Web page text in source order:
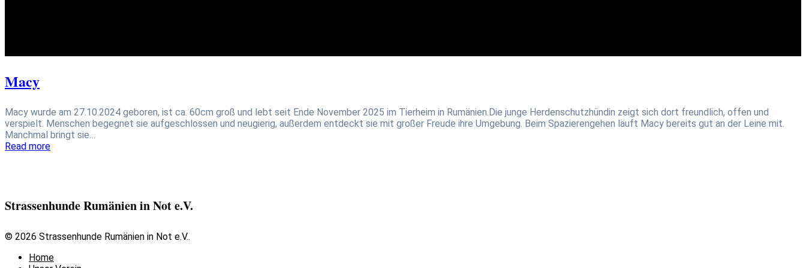
Macy
Macy wurde am 27.10.2024 geboren, ist ca. 60cm groß und lebt seit Ende November 2025 im Tierheim in Rumänien.Die junge Herdenschutzhündin zeigt sich dort freundlich, offen und
verspielt. Menschen begegnet sie aufgeschlossen und neugierig, außerdem entdeckt sie mit großer Freude ihre Umgebung. Beim Spazierengehen läuft Macy bereits gut an der Leine mit.
Manchmal bringt sie…
Read more
Strassenhunde Rumänien in Not e.V.
© 2026 Strassenhunde Rumänien in Not e.V..
Home